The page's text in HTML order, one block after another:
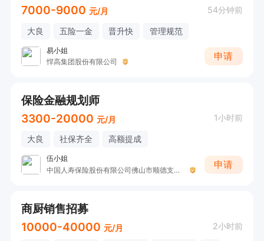
7000-9000 元/月 54分钟前
大良 五险一金 晋升快 管理规范
易小姐
悍高集团股份有限公司
申请
保险金融规划师
3300-20000 元/月 1小时前
大良 社保齐全 高额提成
伍小姐
中国人寿保险股份有限公司佛山市顺德支公司
申请
商厨销售招募
10000-40000 元/月 2小时前